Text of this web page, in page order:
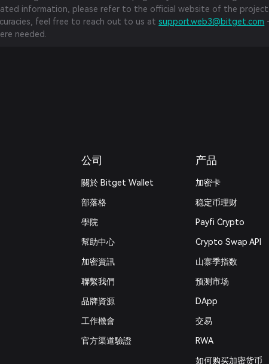
information, please refer to the official website of the
feel free to reach out to us atsupport.web3@bitget.com
needed.
公司
關於 Bitget Wallet
部落格
學院
幫助中心
加密資訊
‌聯繫我們
品牌資源
工作機會
官方渠道驗證
产品
加密卡
稳定币理财
Payfi Crypto
Crypto Swap API
山寨季指数
预测市场
DApp
交易
RWA
如何购买加密货币